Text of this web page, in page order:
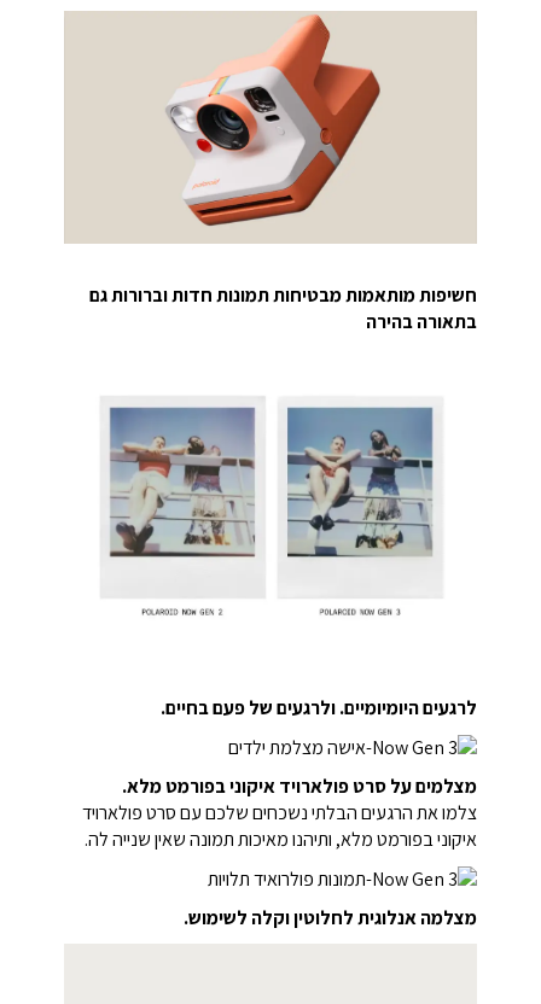
חשיפות מותאמות מבטיחות תמונות חדות וברורות גם
בתאורה בהירה
לרגעים היומיומיים. ולרגעים של פעם בחיים.
מצלמים על סרט פולארויד איקוני בפורמט מלא.
צלמו את הרגעים הבלתי נשכחים שלכם עם סרט פולארויד
איקוני בפורמט מלא, ותיהנו מאיכות תמונה שאין שנייה לה.
מצלמה אנלוגית לחלוטין וקלה לשימוש.